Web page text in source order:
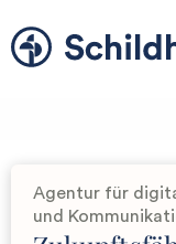
Schildhain –
Agentur für
und